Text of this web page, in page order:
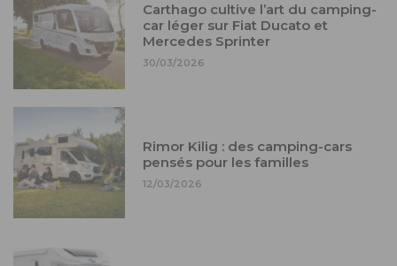
Carthago cultive l’art du camping-
car léger sur Fiat Ducato et
Mercedes Sprinter
30/03/2026
Rimor Kilig : des camping-cars
pensés pour les familles
12/03/2026